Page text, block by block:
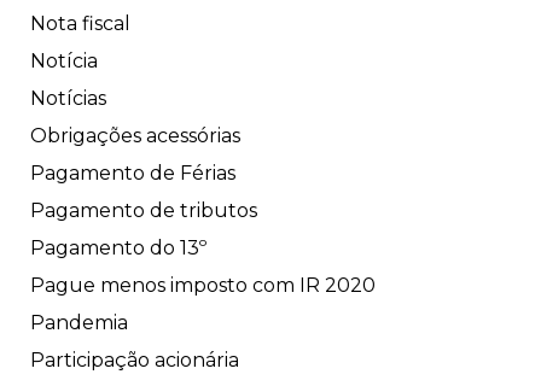
Nota fiscal
Notícia
Notícias
Obrigações acessórias
Pagamento de Férias
Pagamento de tributos
Pagamento do 13º
Pague menos imposto com IR 2020
Pandemia
Participação acionária